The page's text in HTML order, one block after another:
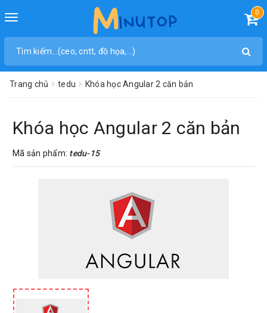
Toggle
0
Trang chủ tedu Khóa học Angular 2 căn bản
Khóa học Angular 2 căn bản
Mã sản phẩm: tedu-15